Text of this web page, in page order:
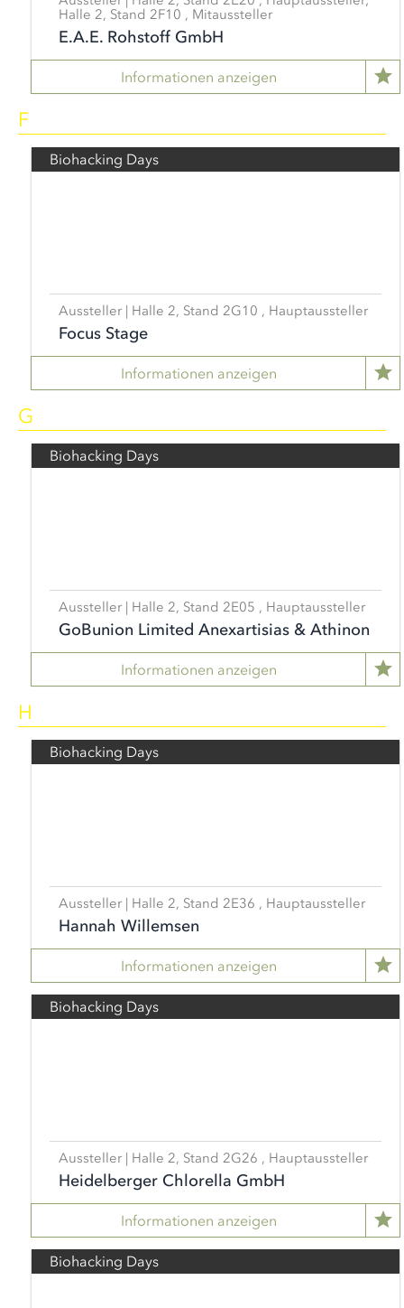
Halle 2, Stand 2F10 , Mitaussteller
E.A.E. Rohstoff GmbH
Informationen anzeigen
F
Biohacking Days
Aussteller | Halle 2, Stand 2G10 , Hauptaussteller
Focus Stage
Informationen anzeigen
G
Biohacking Days
Aussteller | Halle 2, Stand 2E05 , Hauptaussteller
GoBunion Limited Anexartisias & Athinon
Informationen anzeigen
H
Biohacking Days
Aussteller | Halle 2, Stand 2E36 , Hauptaussteller
Hannah Willemsen
Informationen anzeigen
Biohacking Days
Aussteller | Halle 2, Stand 2G26 , Hauptaussteller
Heidelberger Chlorella GmbH
Informationen anzeigen
Biohacking Days